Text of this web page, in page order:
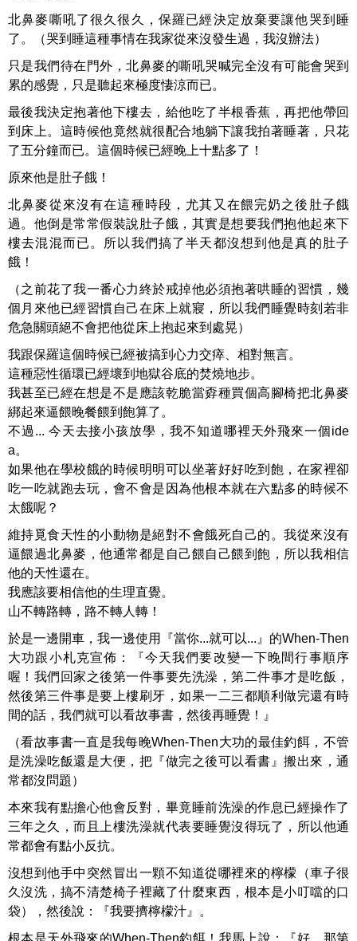
北鼻麥嘶吼了很久很久，保羅已經決定放棄要讓他哭到睡
了。（哭到睡這種事情在我家從來沒發生過，我沒辦法）
只是我們待在門外，北鼻麥的嘶吼哭喊完全沒有可能會哭到
累的感覺，只是聽起來極度悽涼而已。
最後我決定抱著他下樓去，給他吃了半根香蕉，再把他帶回
到床上。這時候他竟然就很配合地躺下讓我拍著睡著，只花
了五分鐘而已。這個時候已經晚上十點多了！
原來他是肚子餓！
北鼻麥從來沒有在這種時段，尤其又在餵完奶之後肚子餓
過。他倒是常常假裝說肚子餓，其實是想要我們抱他起來下
樓去混混而已。所以我們搞了半天都沒想到他是真的肚子
餓！
（之前花了我一番心力終於戒掉他必須抱著哄睡的習慣，幾
個月來他已經習慣自己在床上就寢，所以我們睡覺時刻若非
危急關頭絕不會把他從床上抱起來到處晃）
我跟保羅這個時候已經被搞到心力交瘁、相對無言。
這種惡性循環已經壞到地獄谷底的焚燒地步。
我甚至已經在想是不是應該乾脆當孬種買個高腳椅把北鼻麥
綁起來逼餵晚餐餵到飽算了。
不過... 今天去接小孩放學，我不知道哪裡天外飛來一個ide
a。
如果他在學校餓的時候明明可以坐著好好吃到飽，在家裡卻
吃一吃就跑去玩，會不會是因為他根本就在六點多的時候不
太餓呢？
維持覓食天性的小動物是絕對不會餓死自己的。我從來沒有
逼餵過北鼻麥，他通常都是自己餵自己餵到飽，所以我相信
他的天性還在。
我應該要相信他的生理直覺。
山不轉路轉，路不轉人轉！
於是一邊開車，我一邊使用『當你...就可以...』的When-Then
大功跟小札克宣佈：『今天我們要改變一下晚間行事順序
喔！我們回家之後第一件事要先洗澡，第二件事才是吃飯，
然後第三件事是要上樓刷牙，如果一二三都順利做完還有時
間的話，我們就可以看故事書，然後再睡覺！』
（看故事書一直是我每晚When-Then大功的最佳釣餌，不管
是洗澡吃飯還是大便，把『做完之後可以看書』搬出來，通
常都沒問題）
本來我有點擔心他會反對，畢竟睡前洗澡的作息已經操作了
三年之久，而且上樓洗澡就代表要睡覺沒得玩了，所以他通
常都會有點小反抗。
沒想到他手中突然冒出一顆不知道從哪裡來的檸檬（車子很
久沒洗，搞不清楚椅子裡藏了什麼東西，根本是小叮噹的口
袋），然後說：『我要擠檸檬汁』。
根本是天外飛來的When-Then釣餌！我馬上說：『好，那第